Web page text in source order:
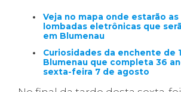
Veja no mapa onde estarão as
lombadas eletrônicas que
em Blumenau
Curiosidades da enchente de
Blumenau que completa 36
sexta-feira 7 de agosto